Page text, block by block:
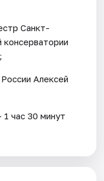
Санкт-
консерватории
Алексей
час 30 минут